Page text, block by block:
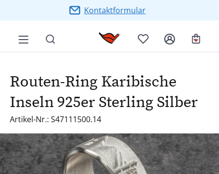
Zum Hauptinhalt springenKontaktformular
Routen-Ring Karibische
Inseln 925er Sterling Silber
Artikel-Nr.: S47111500.14
Bildergalerie überspringen